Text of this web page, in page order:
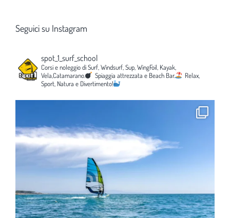
Seguici su Instagram
spot_1_surf_school
Corsi e noleggio di Surf, Windsurf, Sup, WingFoil, Kayak,
Vela,Catamarano.
Spiaggia attrezzata e Beach Bar.
Relax,
Sport, Natura e Divertimento!